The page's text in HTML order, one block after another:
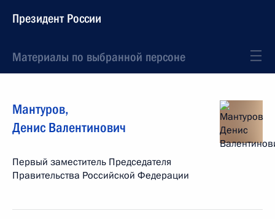
Президент России
Материалы по выбранной персоне
Мантуров,
Денис Валентинович
Первый заместитель Председателя
Правительства Российской Федерации